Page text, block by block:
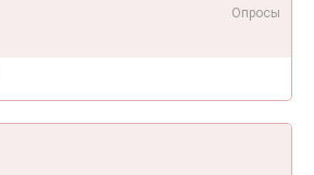
Опросы